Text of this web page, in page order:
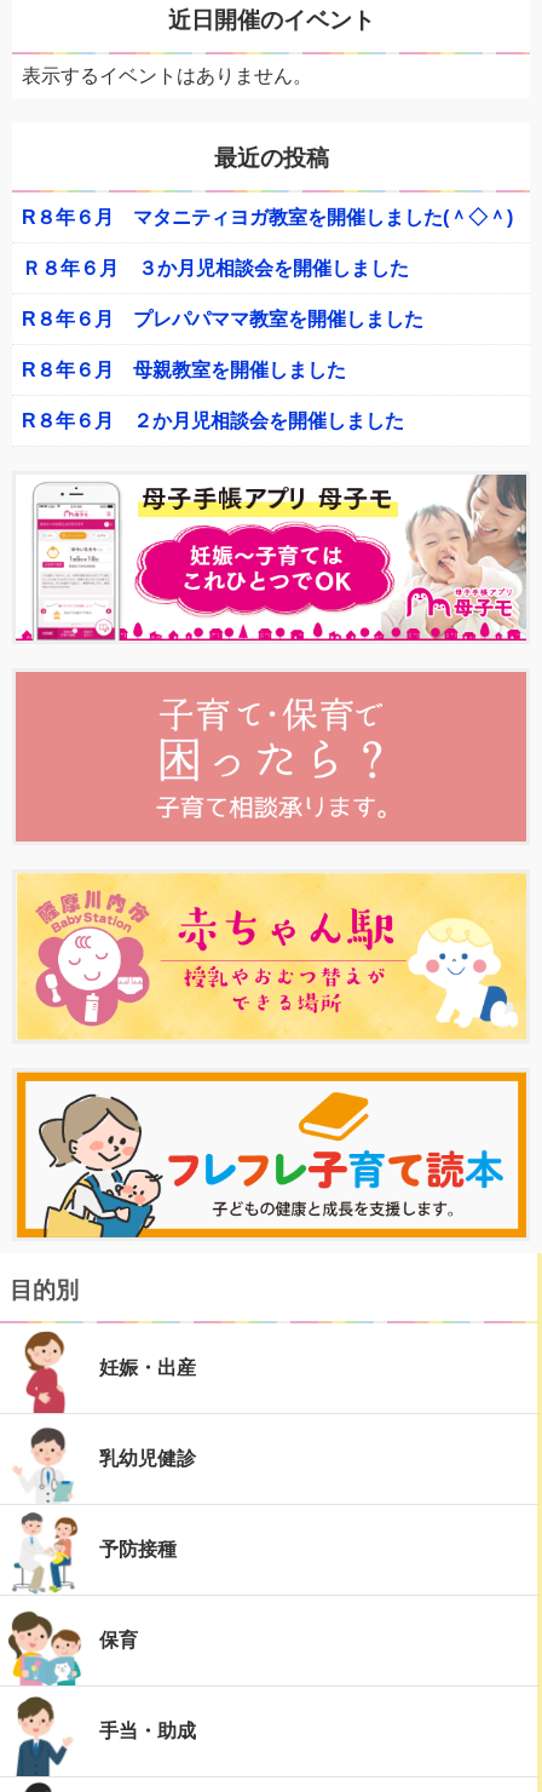
近日開催のイベント
表示するイベントはありません。
最近の投稿
R８年６月 マタニティヨガ教室を開催しました(＾◇＾)
Ｒ８年６月 ３か月児相談会を開催しました
R８年６月 プレパパママ教室を開催しました
R８年６月 母親教室を開催しました
R８年６月 ２か月児相談会を開催しました
目的別
妊娠・出産
乳幼児健診
予防接種
保育
手当・助成